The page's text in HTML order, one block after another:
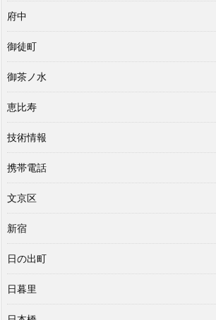
府中
御徒町
御茶ノ水
恵比寿
技術情報
携帯電話
文京区
新宿
日の出町
日暮里